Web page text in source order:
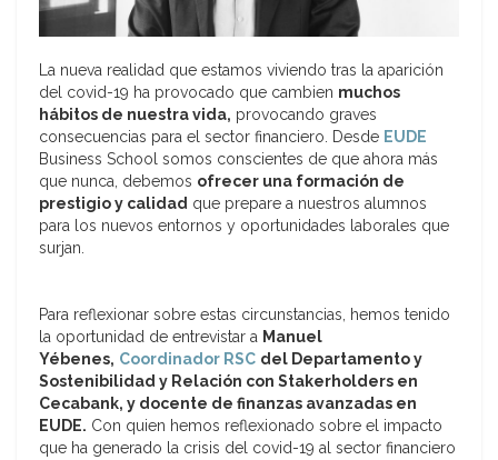
La nueva realidad que estamos viviendo tras la aparición
del covid-19 ha provocado que cambien muchos
hábitos de nuestra vida, provocando graves
consecuencias para el sector financiero. Desde EUDE
Business School somos conscientes de que ahora más
que nunca, debemos ofrecer una formación de
prestigio y calidad que prepare a nuestros alumnos
para los nuevos entornos y oportunidades laborales que
surjan.
Para reflexionar sobre estas circunstancias, hemos tenido
la oportunidad de entrevistar a Manuel
Yébenes, Coordinador RSC del Departamento y
Sostenibilidad y Relación con Stakerholders en
Cecabank, y docente de finanzas avanzadas en
EUDE. Con quien hemos reflexionado sobre el impacto
que ha generado la crisis del covid-19 al sector financiero